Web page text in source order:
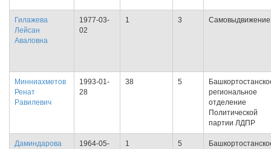
Гилажева
Лейсан
Аваловна
1977-03-
02
1 3 Самовыдвижение
Минниахметов
Ренат
Равилевич
1993-01-
28
38 5
региональное
отделение
Политической
партии ЛДПР
Даминдарова
1964-05-
1 5